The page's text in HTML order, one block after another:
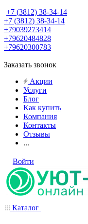
+7 (3812) 38-34-14
+7 (3812) 38-34-14
+79039273414
+79620484828
+79620300783
Заказать звонок
Акции
Услуги
Блог
Как купить
Компания
Контакты
Отзывы
...
Войти
Каталог